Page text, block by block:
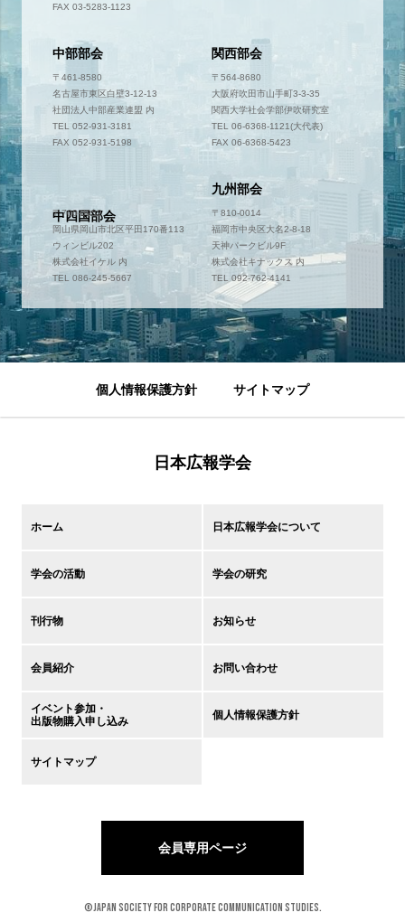
FAX 03-5283-1123
中部部会
〒461-8580
名古屋市東区白壁3-12-13
社団法人中部産業連盟 内
TEL 052-931-3181
FAX 052-931-5198
関西部会
〒564-8680
大阪府吹田市山手町3-3-35
関西大学社会学部伊吹研究室
TEL 06-6368-1121(大代表)
FAX 06-6368-5423
中四国部会
〒700-0952
岡山県岡山市北区平田170番113
ウィンビル202
株式会社イケル 内
TEL 086-245-5667
九州部会
〒810-0014
福岡市中央区大名2-8-18
天神パークビル9F
株式会社キナックス 内
TEL 092-762-4141
個人情報保護方針 サイトマップ
日本広報学会
ホーム 日本広報学会について
学会の活動 学会の研究
刊行物 お知らせ
会員紹介 お問い合わせ
イベント参加・
出版物購入申し込み
個人情報保護方針
サイトマップ
会員専用ページ
©Japan Society for Corporate Communication Studies.